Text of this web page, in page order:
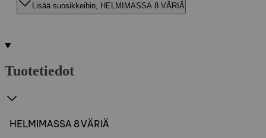
Lisää suosikkeihin, HELMIMASSA 8 VÄRIÄ
Tuotetiedot
HELMIMASSA 8 VÄRIÄ